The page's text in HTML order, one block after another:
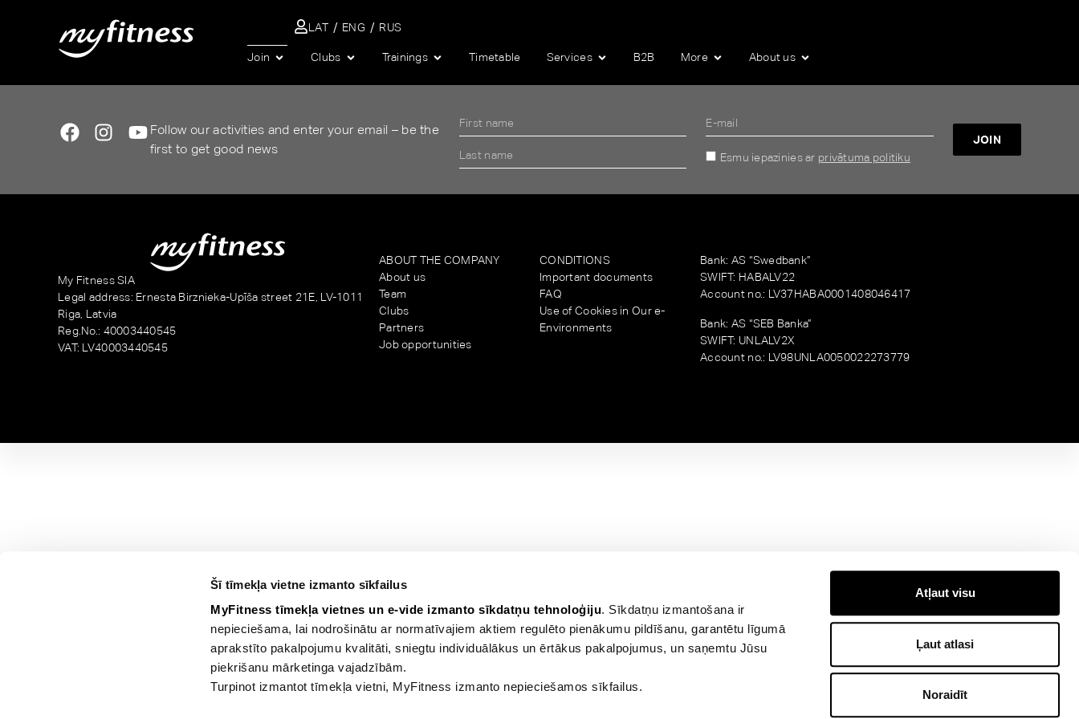
Šī tīmekļa vietne izmanto sīkfailus
MyFitness tīmekļa vietnes un e-vide izmanto sīkdatņu tehnoloģiju. Sīkdatņu izmantošana ir
nepieciešama, lai nodrošinātu ar normatīvajiem aktiem regulēto pienākumu pildīšanu, garantētu līgumā
aprakstīto pakalpojumu kvalitāti, sniegtu individuālākus un ērtākus pakalpojumus, un saņemtu Jūsu
piekrišanu mārketinga vajadzībām.
Turpinot izmantot tīmekļa vietni, MyFitness izmanto nepieciešamos sīkfailus.
Atļaut visu
Ļaut atlasi
Noraidīt
LAT ENG RUS
Join Clubs Trainings Timetable Services B2B More About us
Follow our activities and enter your email – be the
first to get good news
Esmu iepazinies ar privātuma politiku
JOIN
My Fitness SIA
Legal address: Ernesta Birznieka-Upīša street 21E, LV-1011
Riga, Latvia
Reg.No.: 40003440545
VAT: LV40003440545
ABOUT THE COMPANY
About us
Team
Clubs
Partners
Job opportunities
CONDITIONS
Important documents
FAQ
Use of Cookies in Our e-
Environments
Bank: AS “Swedbank”
SWIFT: HABALV22
Account no.: LV37HABA0001408046417
Bank: AS “SEB Banka”
SWIFT: UNLALV2X
Account no.: LV98UNLA0050022273779